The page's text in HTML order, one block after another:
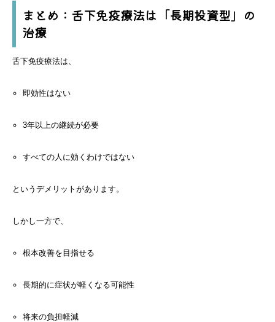
まとめ：舌下免疫療法は「長期投資型」の
治療
舌下免疫療法は、
即効性はない
3年以上の継続が必要
すべての人に効くわけではない
というデメリットがあります。
しかし一方で、
根本改善を目指せる
長期的に症状が軽くなる可能性
将来の負担軽減